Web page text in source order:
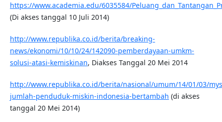
https://www.academia.edu/6035584/
(Di akses tanggal 10 Juli 2014)
http://www.republika.co.id/berita/breaking-
news/ekonomi/10/10/24/142090-pemberdayaan-umkm-
solusi-atasi-kemiskinan, Diakses Tanggal 20 Mei 2014
http://www.republika.co.id/berita/nasional/umum/14/01/03/
jumlah-penduduk-miskin-indonesia-bertambah (di akses
tanggal 20 Mei 2014)